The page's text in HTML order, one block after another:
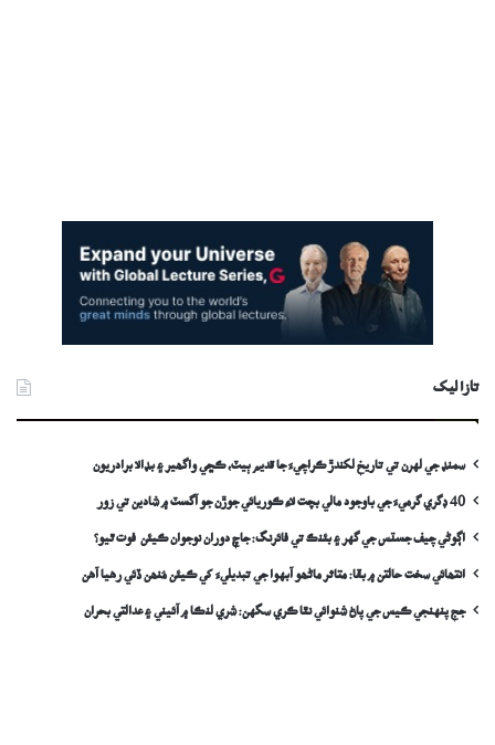
تازا ليک
سمنڊ جي لهرن تي تاريخ لکندڙ ڪراچيءَ جا قديم ٻيٽ، ڪڇي واگھير ۽ بڊالا برادريون
40 ڊگري گرميءَ جي باوجود مالي بچت لاءِ ڪوريائي جوڙن جو آگسٽ ۾ شادين تي زور
اڳوڻي چيف جسٽس جي گهر ۽ بئنڪ تي فائرنگ: جاچ دوران نوجوان ڪيئن فوت ٿيو؟
انتھائي سخت حالتن ۾ بقا: متاثر ماڻھو آبهوا جي تبديليءَ کي ڪيئن مُنھن ڏئي رهيا آهن
جج پنهنجي ڪيس جي پاڻ شنوائي نٿا ڪري سگهن: شري لنڪا ۾ آئيني ۽ عدالتي بحران